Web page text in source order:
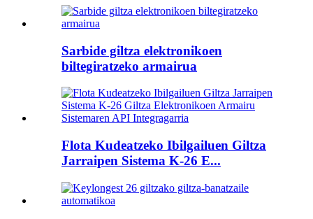
Sarbide giltza elektronikoen
biltegiratzeko armairua
Flota Kudeatzeko Ibilgailuen Giltza
Jarraipen Sistema K-26 E...